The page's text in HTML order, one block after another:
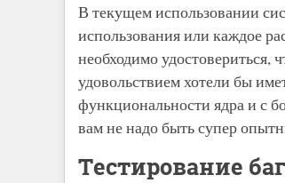
В текущем использовании
использования или каждое
необходимо
удовольствием хотели бы
функциональности ядра и с
вам не надо быть супер
Тестирование